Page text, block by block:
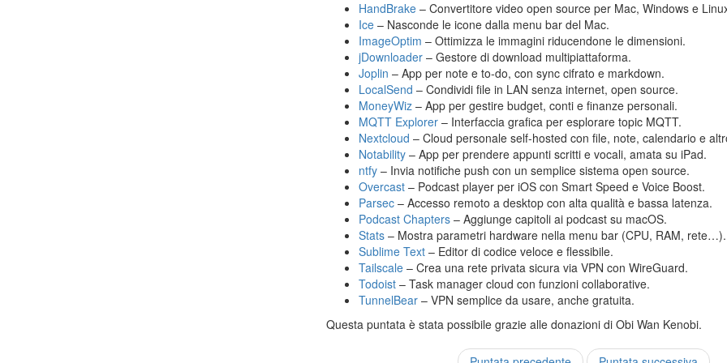
HandBrake – Convertitore video open source per Mac, Windows e
Ice – Nasconde le icone dalla menu bar del Mac.
ImageOptim – Ottimizza le immagini riducendone le dimensioni.
jDownloader – Gestore di download multipiattaforma.
Joplin – App per note e to-do, con sync cifrato e markdown.
LocalSend – Condividi file in LAN senza internet, open source.
MoneyWiz – App per gestire budget, conti e finanze personali.
MQTT Explorer – Interfaccia grafica per esplorare topic MQTT.
Nextcloud – Cloud personale self-hosted con file, note, calendario e
Notability – App per prendere appunti scritti e vocali, amata su iPad.
ntfy – Invia notifiche push con un semplice sistema open source.
Overcast – Podcast player per iOS con Smart Speed e Voice Boost.
Parsec – Accesso remoto a desktop con alta qualità e bassa latenza.
Podcast Chapters – Aggiunge capitoli ai podcast su macOS.
Stats – Mostra parametri hardware nella menu bar (CPU, RAM, rete…).
Sublime Text – Editor di codice veloce e flessibile.
Tailscale – Crea una rete privata sicura via VPN con WireGuard.
Todoist – Task manager cloud con funzioni collaborative.
TunnelBear – VPN semplice da usare, anche gratuita.
Questa puntata è stata possibile grazie alle donazioni di Obi Wan Kenobi.